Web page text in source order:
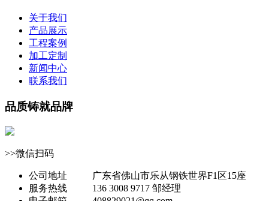
关于我们
产品展示
工程案例
加工定制
新闻中心
联系我们
品质铸就品牌
>>微信扫码
公司地址
广东省佛山市乐从钢铁世界F1区15座
服务热线
136 3008 9717 邹经理